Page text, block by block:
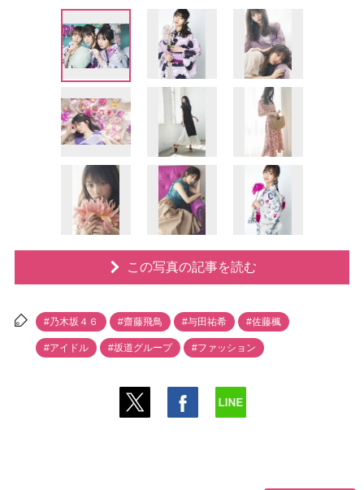
この写真の記事を読む
#乃木坂４６ #齋藤飛鳥 #与田祐希 #佐藤楓
#アイドル #坂道グループ #ファッション